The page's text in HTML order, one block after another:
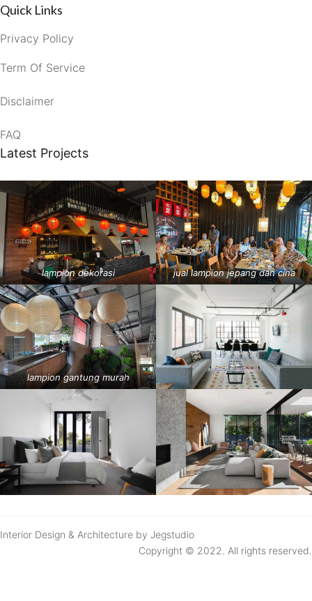
Quick Links
Privacy Policy
Term Of Service
Disclaimer
FAQ
Latest Projects
lampion dekorasi jual lampion jepang dan cina
lampion gantung murah
Interior Design & Architecture by Jegstudio
Copyright © 2022. All rights reserved.